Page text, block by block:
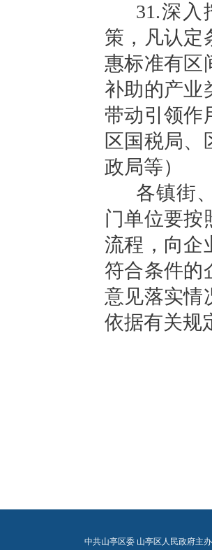
31.深
策，凡认定
惠标准有区
补助的产业
带动引领作
区国税局、
政局等）
各镇街
门单位要按
流程，向企
符合条件的
意见落实情
依据有关规
中共山亭区委 山亭区人民政府主